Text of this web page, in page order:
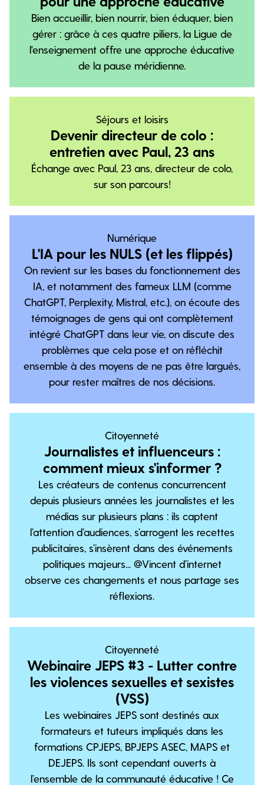
Bien accueillir, bien nourrir, bien éduquer, bien
gérer : grâce à ces quatre piliers, la Ligue de
l'enseignement offre une approche éducative
de la pause méridienne.
Séjours et loisirs
Devenir directeur de colo :
entretien avec Paul, 23 ans
Échange avec Paul, 23 ans, directeur de colo,
sur son parcours!
Numérique
L'IA pour les NULS (et les flippés)
On revient sur les bases du fonctionnement des
IA, et notamment des fameux LLM (comme
ChatGPT, Perplexity, Mistral, etc.), on écoute des
témoignages de gens qui ont complètement
intégré ChatGPT dans leur vie, on discute des
problèmes que cela pose et on réfléchit
ensemble à des moyens de ne pas être largués,
pour rester maîtres de nos décisions.‍
Citoyenneté
Journalistes et influenceurs :
comment mieux s'informer ?
Les créateurs de contenus concurrencent
depuis plusieurs années les journalistes et les
médias sur plusieurs plans : ils captent
l’attention d’audiences, s’arrogent les recettes
publicitaires, s’insèrent dans des événements
politiques majeurs... @Vincent d’internet
observe ces changements et nous partage ses
réflexions.
Citoyenneté
Webinaire JEPS #3 - Lutter contre
les violences sexuelles et sexistes
(VSS)
Les webinaires JEPS sont destinés aux
formateurs et tuteurs impliqués dans les
formations CPJEPS, BPJEPS ASEC, MAPS et
DEJEPS. Ils sont cependant ouverts à
l’ensemble de la communauté éducative ! Ce